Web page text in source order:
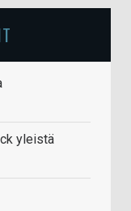
yleistä